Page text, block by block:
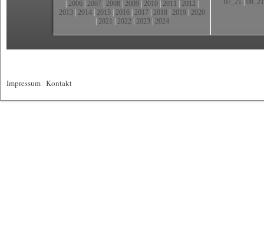
2006 2007 2008 2009 2010 2011 2012
2013 2014 2015 2016 2017 2018 2019 2020
2021 2022 2023| 2024
07_21
08_21
Impressum Kontakt